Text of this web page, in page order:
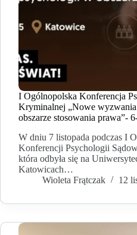
I Ogólnopolska Konferencja
Kryminalnej „Nowe
obszarze stosowania prawa”-
W dniu 7 listopada podczas I
Konferencji Psychologii
która odbyła się na
Katowicach…
Wioleta Frątczak
12